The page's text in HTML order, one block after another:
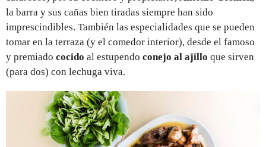
la barra y sus cañas bien tiradas siempre han sido
imprescindibles. También las especialidades que se pueden
tomar en la terraza (y el comedor interior), desde el famoso
y premiado cocido al estupendo conejo al ajillo que sirven
(para dos) con lechuga viva.